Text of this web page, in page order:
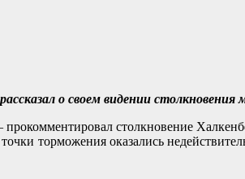
о своем видении
столкновение
торможения оказались